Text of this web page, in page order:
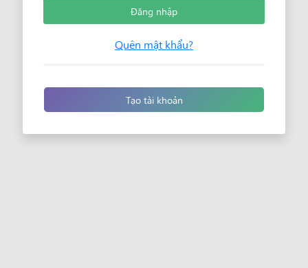
Đăng nhập
Quên mật khẩu?
Tạo tài khoản